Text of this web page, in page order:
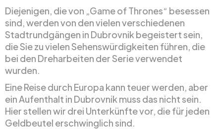
Diejenigen, die von „Game of Thrones“ besessen
sind, werden von den vielen verschiedenen
Stadtrundgängen in Dubrovnik begeistert sein,
die Sie zu vielen Sehenswürdigkeiten führen, die
bei den Dreharbeiten der Serie verwendet
wurden.
Eine Reise durch Europa kann teuer werden, aber
ein Aufenthalt in Dubrovnik muss das nicht sein.
Hier stellen wir drei Unterkünfte vor, die für jeden
Geldbeutel erschwinglich sind.